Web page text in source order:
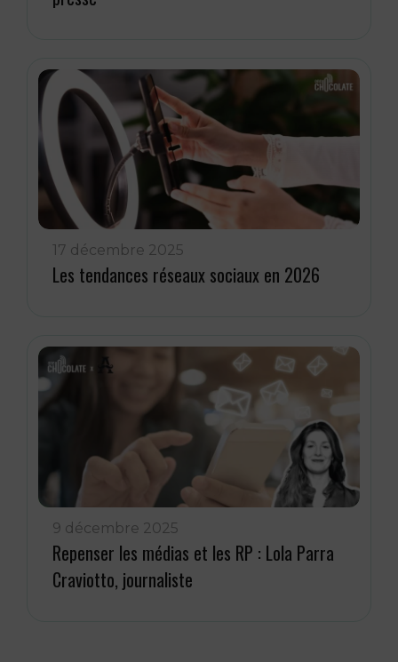
17 décembre 2025
Les tendances réseaux sociaux en 2026
9 décembre 2025
Repenser les médias et les RP : Lola Parra
Craviotto, journaliste